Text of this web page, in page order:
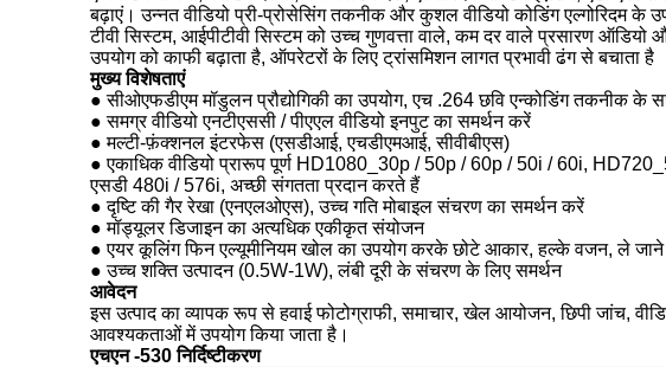
बढ़ाएं। उन्नत वीडियो प्री-प्रोसेसिंग तकनीक और कुशल वीडियो कोडिंग एल्गोरिदम के
टीवी सिस्टम, आईपीटीवी सिस्टम को उच्च गुणवत्ता वाले, कम दर वाले प्रसारण
उपयोग को काफी बढ़ाता है, ऑपरेटरों के लिए ट्रांसमिशन लागत प्रभावी ढंग से बचाता है
मुख्य विशेषताएं
● सीओएफडीएम मॉडुलन प्रौद्योगिकी का उपयोग, एच .264 छवि एन्कोडिंग तकनीक के
● समग्र वीडियो एनटीएससी / पीएएल वीडियो इनपुट का समर्थन करें
● मल्टी-फ़ंक्शनल इंटरफेस (एसडीआई, एचडीएमआई, सीवीबीएस)
● एकाधिक वीडियो प्रारूप पूर्ण HD1080_30p / 50p / 60p / 50i / 60i,
एसडी 480i / 576i, अच्छी संगतता प्रदान करते हैं
● दृष्टि की गैर रेखा (एनएलओएस), उच्च गति मोबाइल संचरण का समर्थन करें
● मॉड्यूलर डिजाइन का अत्यधिक एकीकृत संयोजन
● एयर कूलिंग फिन एल्यूमीनियम खोल का उपयोग करके छोटे आकार, हल्के वजन, ले
● उच्च शक्ति उत्पादन (0.5W-1W), लंबी दूरी के संचरण के लिए समर्थन
आवेदन
इस उत्पाद का व्यापक रूप से हवाई फोटोग्राफी, समाचार, खेल आयोजन, छिपी जांच,
आवश्यकताओं में उपयोग किया जाता है।
एचएन -530 निर्दिष्टीकरण